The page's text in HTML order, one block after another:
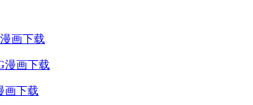
画下载
画下载